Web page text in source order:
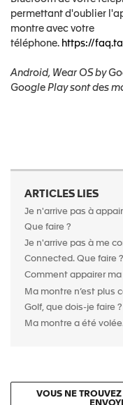
permettant d'oublier
montre avec votre
téléphone. https://
Android, Wear OS by
Google Play sont des
ARTICLES LIES
Je n'arrive pas à
Que faire ?
Je n'arrive pas à me
Connected. Que faire ?
Comment appairer
Ma montre n’est plus
Golf, que dois-je faire ?
Ma montre a été
VOUS NE